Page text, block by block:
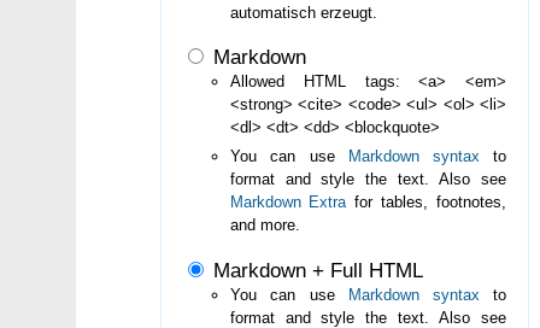
automatisch erzeugt.
Markdown
Allowed HTML tags: <a> <em>
<strong> <cite> <code> <ul> <ol> <li>
<dl> <dt> <dd> <blockquote>
You can use
Markdown syntax to
format and style the text. Also see
Markdown Extrafor tables, footnotes,
and more.
Markdown + Full HTML
You can use Markdown syntax to
format and style the text. Also see